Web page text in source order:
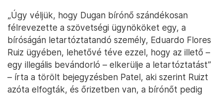
„Úgy véljük, hogy Dugan bírónő szándékosan
félrevezette a szövetségi ügynököket egy, a
bíróságán letartóztatandó személy, Eduardo Flores
Ruiz ügyében, lehetővé téve ezzel, hogy az illető –
egy illegális bevándorló – elkerülje a letartóztatást”
– írta a törölt bejegyzésben Patel, aki szerint Ruizt
azóta elfogták, és őrizetben van, a bírónőt pedig